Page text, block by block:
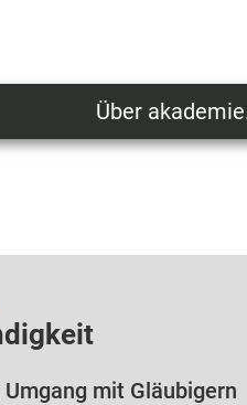
User
Über
mit Gläubigern